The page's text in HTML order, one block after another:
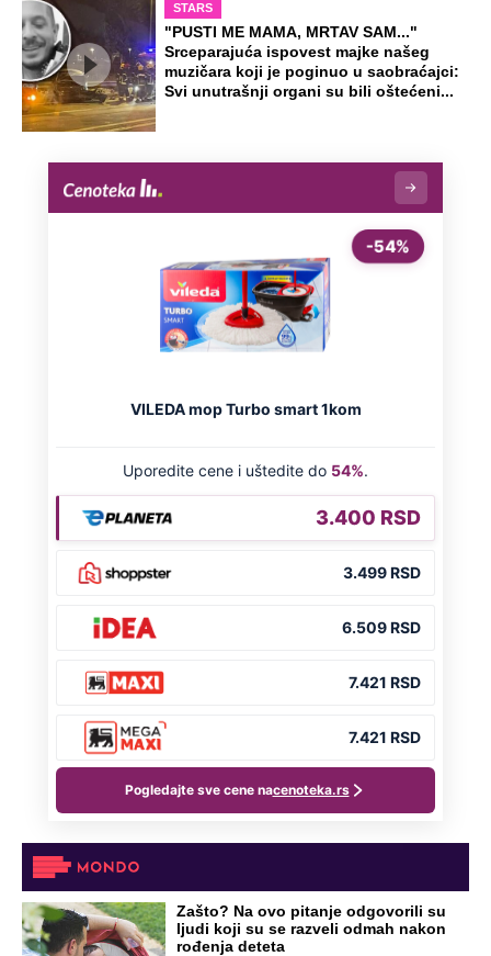
STARS
"PUSTI ME MAMA, MRTAV SAM..."
Srceparajuća ispovest majke našeg
muzičara koji je poginuo u saobraćajci:
Svi unutrašnji organi su bili oštećeni...
Zašto? Na ovo pitanje odgovorili su
ljudi koji su se razveli odmah nakon
rođenja deteta